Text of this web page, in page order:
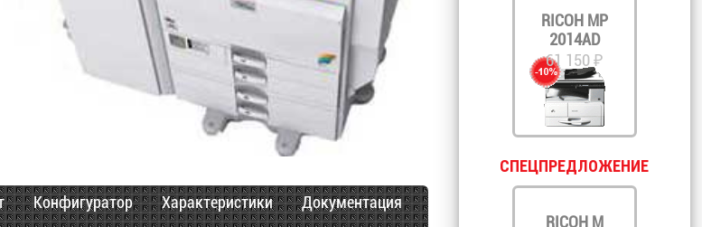
Конфигуратор Характеристики
Документация
RICOH MP
2014AD
61 150 ₽
СПЕЦПРЕДЛОЖЕНИЕ
RICOH M